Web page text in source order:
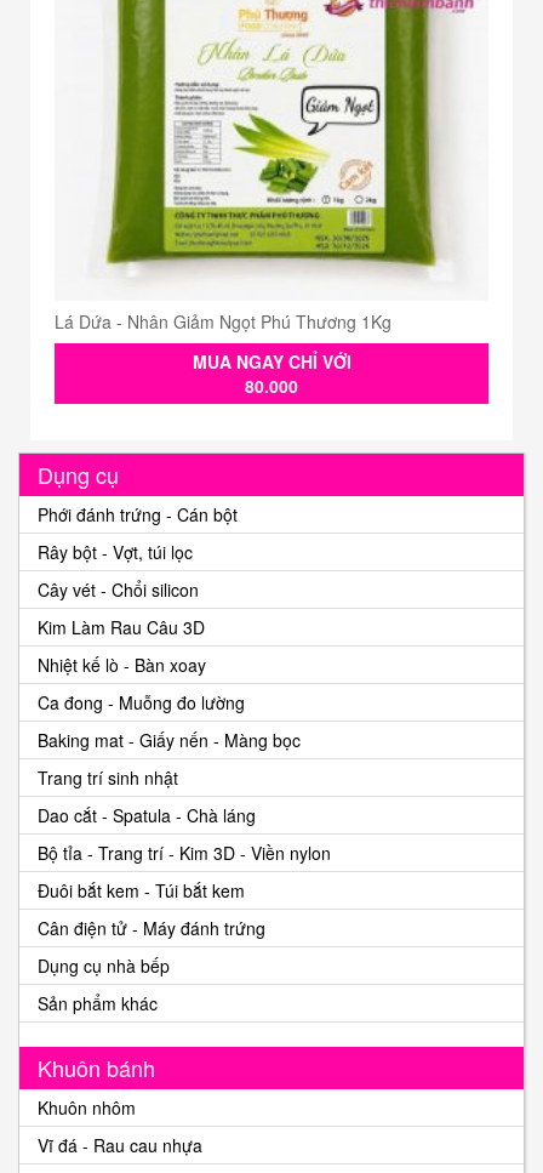
Lá Dứa - Nhân Giảm Ngọt Phú Thương 1Kg
MUA NGAY CHỈ VỚI
80.000
Dụng cụ
Phới đánh trứng - Cán bột
Rây bột - Vợt, túi lọc
Cây vét - Chổi silicon
Kim Làm Rau Câu 3D
Nhiệt kế lò - Bàn xoay
Ca đong - Muỗng đo lường
Baking mat - Giấy nến - Màng bọc
Trang trí sinh nhật
Dao cắt - Spatula - Chà láng
Bộ tỉa - Trang trí - Kim 3D - Viền nylon
Đuôi bắt kem - Túi bắt kem
Cân điện tử - Máy đánh trứng
Dụng cụ nhà bếp
Sản phẩm khác
Khuôn bánh
Khuôn nhôm
Vĩ đá - Rau cau nhựa